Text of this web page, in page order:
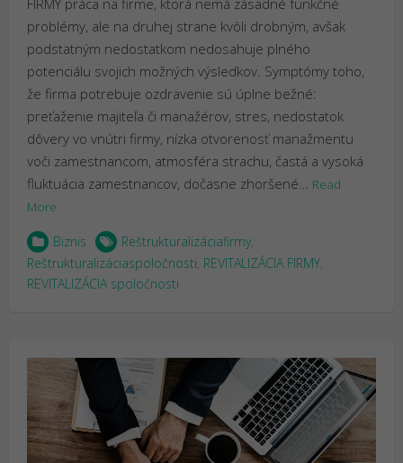
FIRMY práca na firme, ktorá nemá zásadné funkčné
problémy, ale na druhej strane kvôli drobným, avšak
podstatným nedostatkom nedosahuje plného
potenciálu svojich možných výsledkov. Symptómy toho,
že firma potrebuje ozdravenie sú úplne bežné:
preťaženie majiteľa či manažérov, stres, nedostatok
dôvery vo vnútri firmy, nízka otvorenosť manažmentu
voči zamestnancom, atmosféra strachu, častá a vysoká
fluktuácia zamestnancov, dočasne zhoršené… Read
More
Biznis Reštrukturalizáciafirmy,
Reštrukturalizáciaspoločnosti, REVITALIZÁCIA FIRMY,
REVITALIZÁCIA spoločnosti